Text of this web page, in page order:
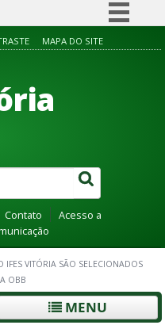
Simplifique!
Acesso à informação
Canais
MAPA DO SITE
Contato
Acesso a
IFES VITÓRIA SÃO SELECIONADOS
OBB
MENU